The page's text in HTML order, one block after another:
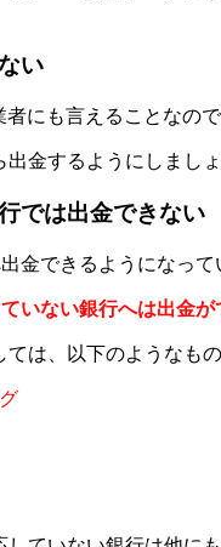
い
にも言えることなの
金するようにしましょ
では出金できない
金できるようになっ
いない銀行へは出金が
は、以下のようなもの